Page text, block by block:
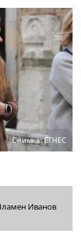
Снимка: БГНЕС
Иванов